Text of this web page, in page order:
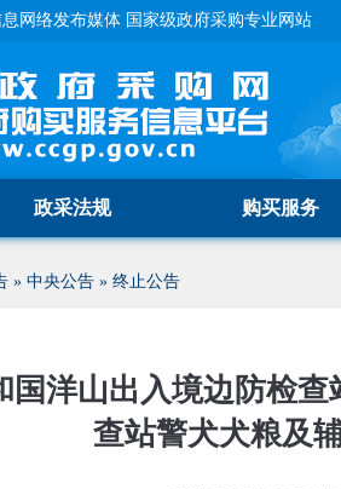
网络发布媒体 国家级政府采购专业网站
政采法规 购买服务
» 中央公告 » 终止公告
国洋山出入境边防检
查站警犬犬粮及